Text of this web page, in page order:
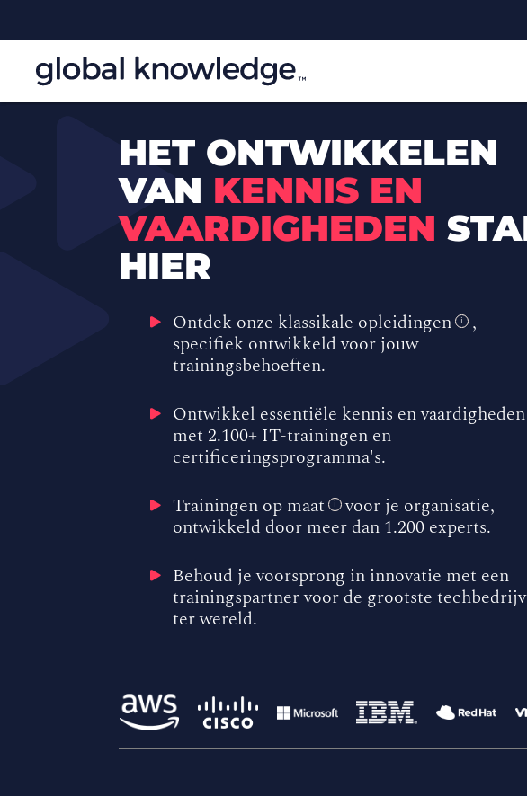
HET ONTWIKKELEN
VAN KENNIS EN
VAARDIGHEDEN
HIER
Ontdek onze klassikale opleidingen i
,
specifiek ontwikkeld voor jouw
trainingsbehoeften.
Ontwikkel essentiële kennis en vaardigheden
met 2.100+ IT-trainingen en
certificeringsprogramma's.
Trainingen op maat
i
voor je organisatie,
ontwikkeld door meer dan 1.200 experts.
Behoud je voorsprong in innovatie met een
trainingspartner voor de grootste
ter wereld.